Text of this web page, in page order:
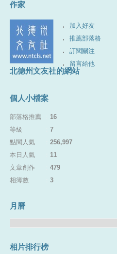
作家
加入好友
推薦部落格
訂閱關注
留言給他
北德州文友社的網站
個人小檔案
部落格推薦
16
等級
7
點閱人氣
256,997
本日人氣
11
文章創作
479
相簿數
3
月曆
相片排行榜